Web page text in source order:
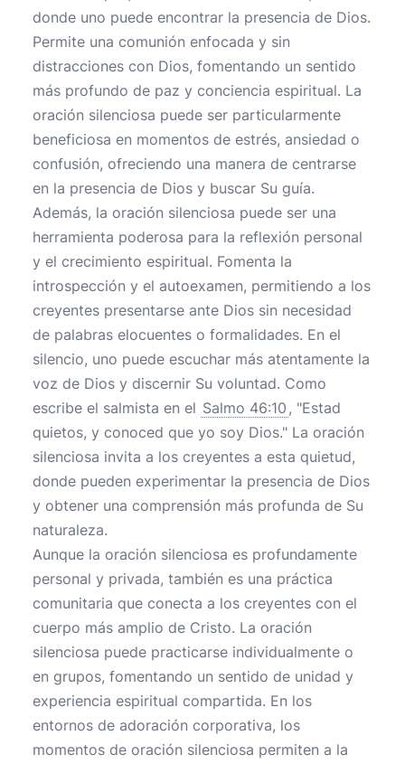
donde uno puede encontrar la presencia de Dios.
Permite una comunión enfocada y sin
distracciones con Dios, fomentando un sentido
más profundo de paz y conciencia espiritual. La
oración silenciosa puede ser particularmente
beneficiosa en momentos de estrés, ansiedad o
confusión, ofreciendo una manera de centrarse
en la presencia de Dios y buscar Su guía.
Además, la oración silenciosa puede ser una
herramienta poderosa para la reflexión personal
y el crecimiento espiritual. Fomenta la
introspección y el autoexamen, permitiendo a los
creyentes presentarse ante Dios sin necesidad
de palabras elocuentes o formalidades. En el
silencio, uno puede escuchar más atentamente la
voz de Dios y discernir Su voluntad. Como
escribe el salmista en el Salmo 46:10 , "Estad
quietos, y conoced que yo soy Dios." La oración
silenciosa invita a los creyentes a esta quietud,
donde pueden experimentar la presencia de Dios
y obtener una comprensión más profunda de Su
naturaleza.
Aunque la oración silenciosa es profundamente
personal y privada, también es una práctica
comunitaria que conecta a los creyentes con el
cuerpo más amplio de Cristo. La oración
silenciosa puede practicarse individualmente o
en grupos, fomentando un sentido de unidad y
experiencia espiritual compartida. En los
entornos de adoración corporativa, los
momentos de oración silenciosa permiten a la